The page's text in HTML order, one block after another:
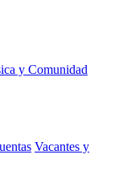
y Comunidad
Vacantes y